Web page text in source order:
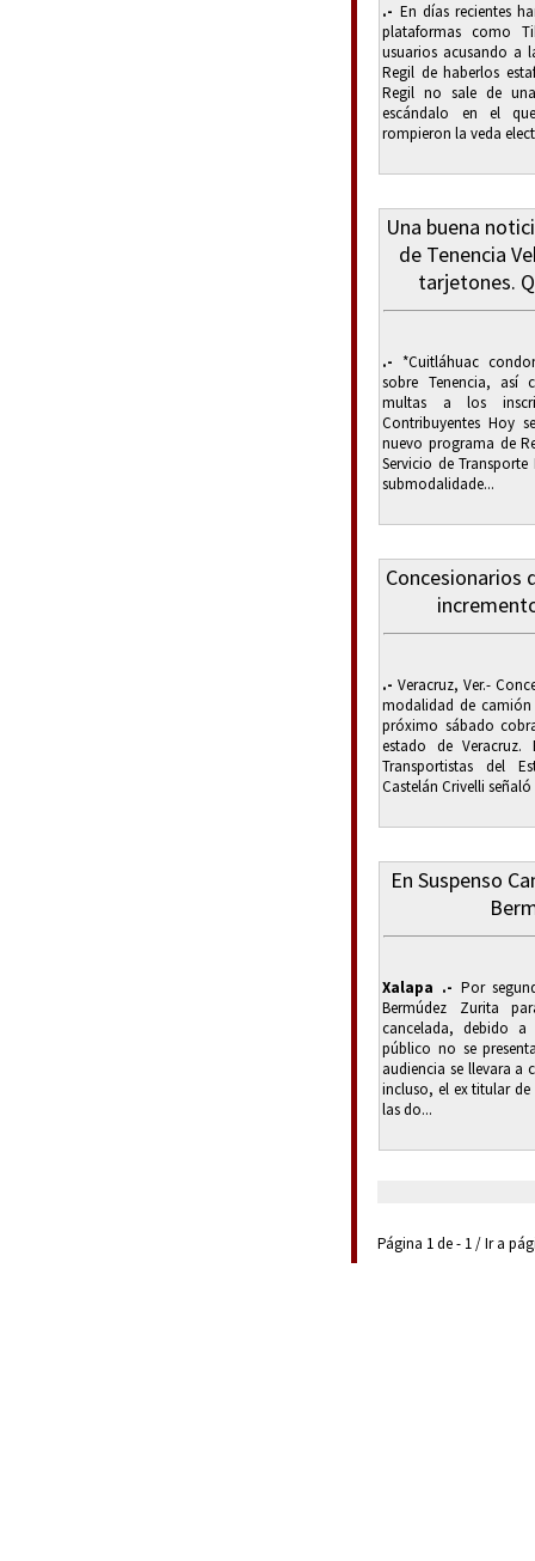
.- En días recientes
plataformas como
usuarios acusando a
Regil de haberlos
Regil no sale de
escándalo en el
rompieron la veda
Una buena
de Tenencia
tarjetones.
.- *Cuitláhuac
sobre Tenencia, así
multas a los
Contribuyentes Hoy
nuevo programa de
Servicio de
submodalidade...
Concesionarios
.- Veracruz, Ver.-
modalidad de
próximo sábado
estado de
Transportistas del
Castelán Crivelli señaló
En Suspenso
Xalapa .- Por
Bermúdez Zurita
cancelada, debido
público no se
audiencia se llevara a
incluso, el ex titular
las do...
Página 1 de - 1 / Ir a